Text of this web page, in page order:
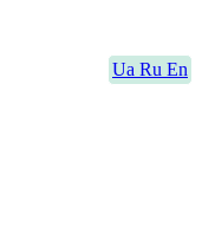
Ua Ru En